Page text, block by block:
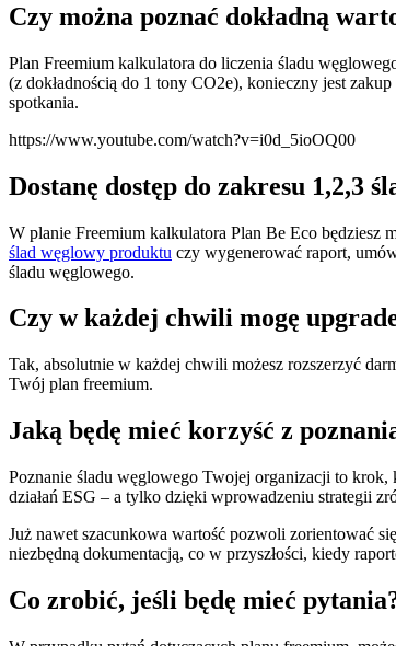
Czy można poznać dokładną
Plan Freemium kalkulatora do liczenia śladu
(z dokładnością do 1 tony CO2e), konieczny jest
spotkania.
https://www.youtube.com/watch?v=i0d_5ioOQ00
Dostanę dostęp do zakresu 1,2,3
W planie Freemium kalkulatora Plan Be Eco będziesz
ślad węglowy produktu czy wygenerować raport,
śladu węglowego.
Czy w każdej chwili mogę
Tak, absolutnie w każdej chwili możesz rozszerzyć
Twój plan freemium.
Jaką będę mieć korzyść z
Poznanie śladu węglowego Twojej organizacji to krok,
działań ESG – a tylko dzięki wprowadzeniu strategii
Już nawet szacunkowa wartość pozwoli zorientować
niezbędną dokumentacją, co w przyszłości, kiedy
Co zrobić, jeśli będę mieć